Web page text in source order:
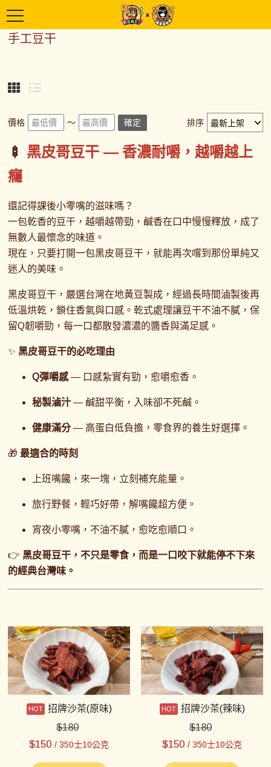
手工豆干
價格 ～ 確定 排序
🍢 黑皮哥豆干 — 香濃耐嚼，越嚼越上
癮
還記得課後小零嘴的滋味嗎？
一包乾香的豆干，越嚼越帶勁，鹹香在口中慢慢釋放，成了
無數人最懷念的味道。
現在，只要打開一包黑皮哥豆干，就能再次嚐到那份單純又
迷人的美味。
黑皮哥豆干，嚴選台灣在地黃豆製成，經過長時間滷製後再
低溫烘乾，鎖住香氣與口感。乾式處理讓豆干不油不膩，保
留Q韌嚼勁，每一口都散發濃濃的醬香與滿足感。
✨黑皮哥豆干的必吃理由
Q彈嚼感— 口感紮實有勁，愈嚼愈香。
秘製滷汁 — 鹹甜平衡，入味卻不死鹹。
健康滿分— 高蛋白低負擔，零食界的養生好選擇。
🎁 最適合的時刻
上班嘴饞，來一塊，立刻補充能量。
旅行野餐，輕巧好帶，解嘴饞超方便。
宵夜小零嘴，不油不膩，愈吃愈順口。
👉黑皮哥豆干，不只是零食，而是一口咬下就能停不下來
的經典台灣味。
招牌沙茶(原味)
$180
$150/ 350士10公克
招牌沙茶(辣味)
$180
$150 / 350士10公克